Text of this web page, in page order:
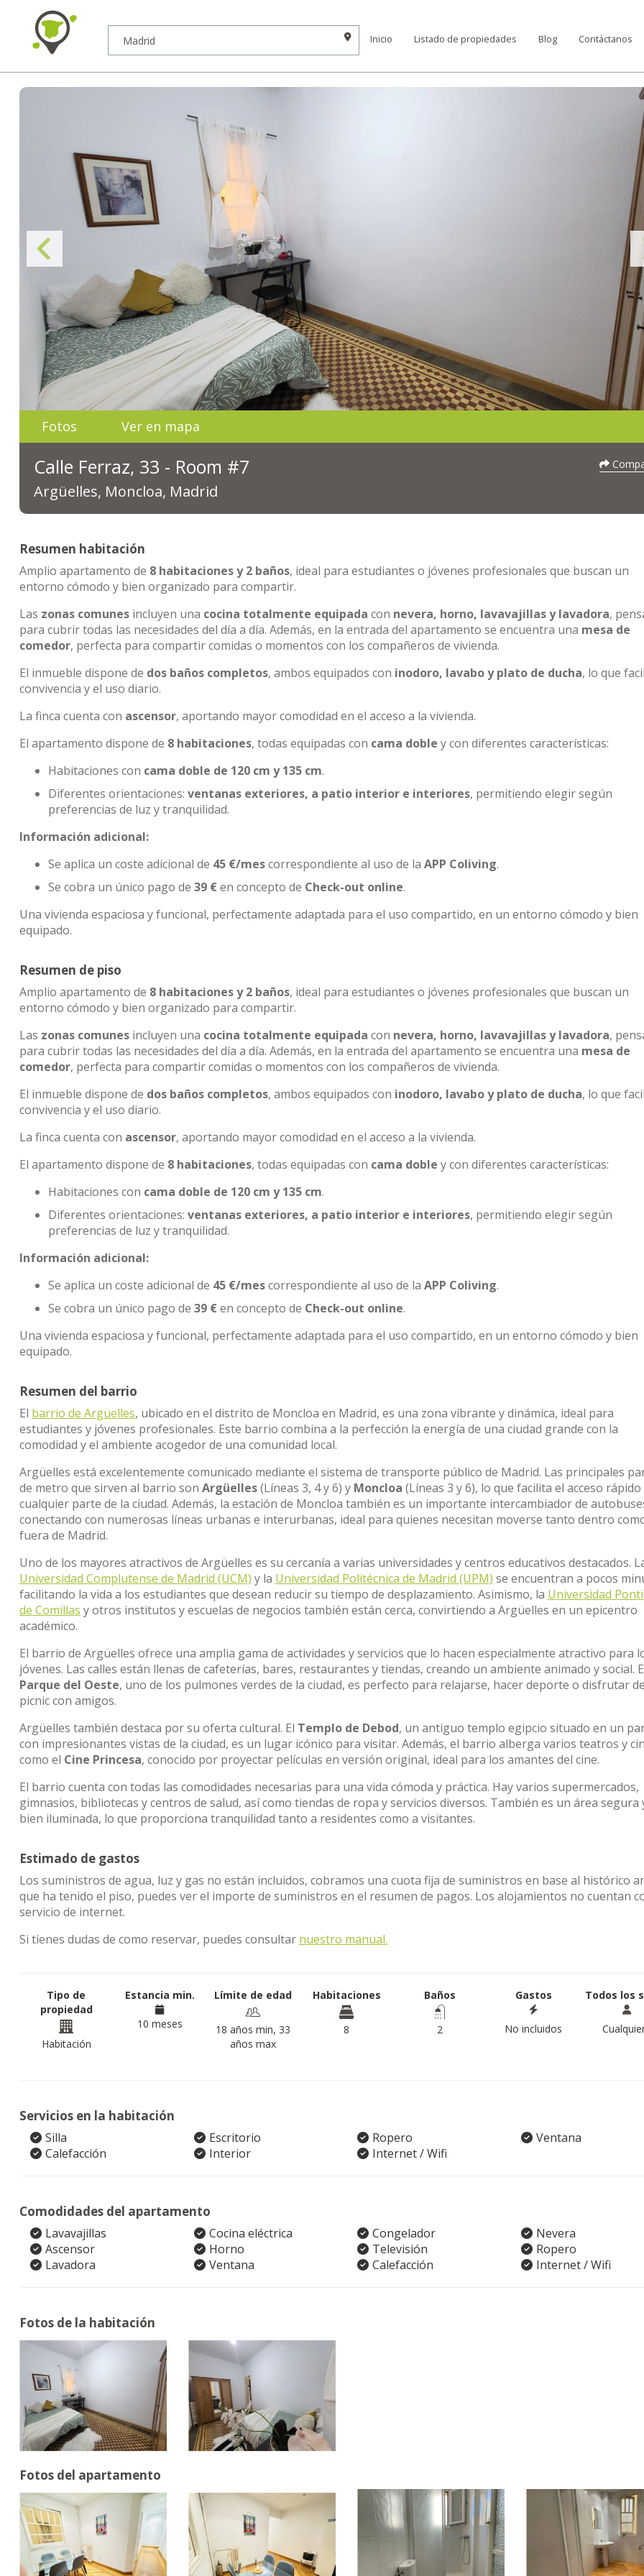
Inicio Listado de propiedades Blog Contáctanos
Fotos Ver en mapa
Calle Ferraz, 33 - Room #7
Argüelles, Moncloa, Madrid
Resumen habitación
Amplio apartamento de 8 habitaciones y 2 baños, ideal para estudiantes o jóvenes profesionales que buscan un
entorno cómodo y bien organizado para compartir.
Las zonas comunes incluyen una cocina totalmente equipada con nevera, horno, lavavajillas y lavadora,
para cubrir todas las necesidades del día a día. Además, en la entrada del apartamento se encuentra una mesa de
comedor, perfecta para compartir comidas o momentos con los compañeros de vivienda.
El inmueble dispone de dos baños completos, ambos equipados con inodoro, lavabo y plato de ducha, lo que
convivencia y el uso diario.
La finca cuenta con ascensor, aportando mayor comodidad en el acceso a la vivienda.
El apartamento dispone de 8 habitaciones, todas equipadas con cama doble y con diferentes características:
Habitaciones con cama doble de 120 cm y 135 cm.
Diferentes orientaciones: ventanas exteriores, a patio interior e interiores, permitiendo elegir según
preferencias de luz y tranquilidad.
Información adicional:
Se aplica un coste adicional de 45 €/mescorrespondiente al uso de la APP Coliving.
Se cobra un único pago de 39 €en concepto de Check-out online.
Una vivienda espaciosa y funcional, perfectamente adaptada para el uso compartido, en un entorno cómodo y bien
equipado.
Resumen de piso
Amplio apartamento de 8 habitaciones y 2 baños, ideal para estudiantes o jóvenes profesionales que buscan un
entorno cómodo y bien organizado para compartir.
Las zonas comunes incluyen una cocina totalmente equipada con nevera, horno, lavavajillas y lavadora,
para cubrir todas las necesidades del día a día. Además, en la entrada del apartamento se encuentra una mesa de
comedor, perfecta para compartir comidas o momentos con los compañeros de vivienda.
El inmueble dispone de dos baños completos, ambos equipados con inodoro, lavabo y plato de ducha, lo que
convivencia y el uso diario.
La finca cuenta con ascensor, aportando mayor comodidad en el acceso a la vivienda.
El apartamento dispone de 8 habitaciones, todas equipadas con cama doble y con diferentes características:
Habitaciones con cama doble de 120 cm y 135 cm.
Diferentes orientaciones: ventanas exteriores, a patio interior e interiores, permitiendo elegir según
preferencias de luz y tranquilidad.
Información adicional:
Se aplica un coste adicional de 45 €/mescorrespondiente al uso de la APP Coliving.
Se cobra un único pago de 39 €en concepto de Check-out online.
Una vivienda espaciosa y funcional, perfectamente adaptada para el uso compartido, en un entorno cómodo y bien
equipado.
Resumen del barrio
El barrio de Argüelles, ubicado en el distrito de Moncloa en Madrid, es una zona vibrante y dinámica, ideal para
estudiantes y jóvenes profesionales. Este barrio combina a la perfección la energía de una ciudad grande con la
comodidad y el ambiente acogedor de una comunidad local.
Argüelles está excelentemente comunicado mediante el sistema de transporte público de Madrid. Las principales
de metro que sirven al barrio son Argüelles(Líneas 3, 4 y 6) y Moncloa (Líneas 3 y 6), lo que facilita el acceso rápido
cualquier parte de la ciudad. Además, la estación de Moncloa también es un importante intercambiador de
conectando con numerosas líneas urbanas e interurbanas, ideal para quienes necesitan moverse tanto dentro
fuera de Madrid.
Uno de los mayores atractivos de Argüelles es su cercanía a varias universidades y centros educativos destacados.
Universidad Complutense de Madrid (UCM) y la Universidad Politécnica de Madrid (UPM) se encuentran a pocos
facilitando la vida a los estudiantes que desean reducir su tiempo de desplazamiento. Asimismo, la Universidad
de Comillas y otros institutos y escuelas de negocios también están cerca, convirtiendo a Argüelles en un epicentro
académico.
El barrio de Argüelles ofrece una amplia gama de actividades y servicios que lo hacen especialmente atractivo para
jóvenes. Las calles están llenas de cafeterías, bares, restaurantes y tiendas, creando un ambiente animado y social.
Parque del Oeste, uno de los pulmones verdes de la ciudad, es perfecto para relajarse, hacer deporte o disfrutar
picnic con amigos.
Argüelles también destaca por su oferta cultural. El Templo de Debod, un antiguo templo egipcio situado en un
con impresionantes vistas de la ciudad, es un lugar icónico para visitar. Además, el barrio alberga varios teatros y
como el Cine Princesa, conocido por proyectar películas en versión original, ideal para los amantes del cine.
El barrio cuenta con todas las comodidades necesarias para una vida cómoda y práctica. Hay varios supermercados,
gimnasios, bibliotecas y centros de salud, así como tiendas de ropa y servicios diversos. También es un área segura
bien iluminada, lo que proporciona tranquilidad tanto a residentes como a visitantes.
Estimado de gastos
Los suministros de agua, luz y gas no están incluidos, cobramos una cuota fija de suministros en base al histórico
que ha tenido el piso, puedes ver el importe de suministros en el resumen de pagos. Los alojamientos no cuentan
servicio de internet.
Si tienes dudas de como reservar, puedes consultar nuestro manual.
Tipo de
propiedad
Habitación
Estancia min.
10 meses
Límite de edad
18 años min, 33
años max
Habitaciones
8
Baños
2
Gastos
No incluidos
Todos los
Servicios en la habitación
Silla Escritorio Ropero
Ventana
Calefacción
Interior Internet / Wifi
Comodidades del apartamento
Lavavajillas Cocina eléctrica Congelador
Nevera
Ascensor
Horno Televisión
Ropero
Lavadora
Ventana Calefacción Internet / Wifi
Fotos de la habitación
Fotos del apartamento